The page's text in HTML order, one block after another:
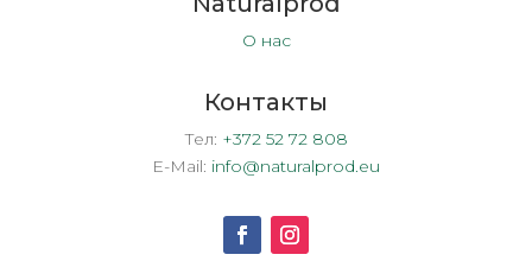
О нас
Контакты
Тел: +372 52 72 808
E-Mail: info@naturalprod.eu